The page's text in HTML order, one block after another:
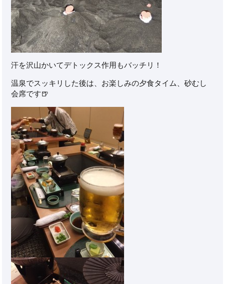
汗を沢山かいてデトックス作用もバッチリ！
温泉でスッキリした後は、お楽しみの夕食タイム、砂むし
会席です🍺